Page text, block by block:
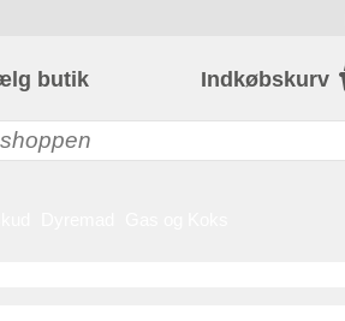
butik Indkøbskurv